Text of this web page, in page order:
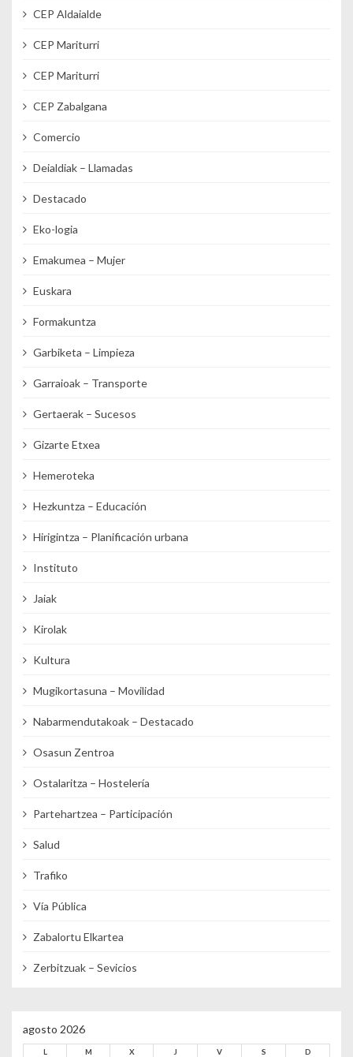
CEP Aldaialde
CEP Mariturri
CEP Mariturri
CEP Zabalgana
Comercio
Deialdiak – Llamadas
Destacado
Eko-logia
Emakumea – Mujer
Euskara
Formakuntza
Garbiketa – Limpieza
Garraioak – Transporte
Gertaerak – Sucesos
Gizarte Etxea
Hemeroteka
Hezkuntza – Educación
Hirigintza – Planificación urbana
Instituto
Jaiak
Kirolak
Kultura
Mugikortasuna – Movilidad
Nabarmendutakoak – Destacado
Osasun Zentroa
Ostalaritza – Hostelería
Partehartzea – Participación
Salud
Trafiko
Vía Pública
Zabalortu Elkartea
Zerbitzuak – Sevicios
agosto 2026
L M X J V S D